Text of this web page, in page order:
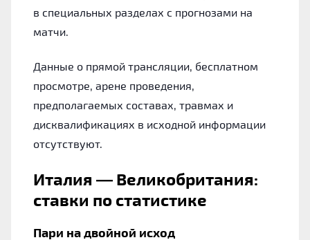
в специальных разделах с прогнозами на
матчи.
Данные о прямой трансляции, бесплатном
просмотре, арене проведения,
предполагаемых составах, травмах и
дисквалификациях в исходной информации
отсутствуют.
Италия — Великобритания:
ставки по статистике
Пари на двойной исход